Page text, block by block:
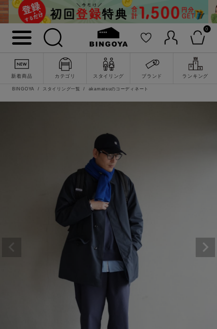
0
新着商品 カテゴリ スタイリング ブランド ランキング
詳細検索
BINGOYA スタイリング一覧 akamatsuのコーディネート